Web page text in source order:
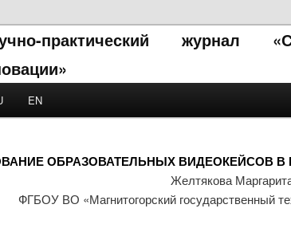
практический журнал
EN
ОБРАЗОВАТЕЛЬНЫХ ВИДЕОКЕЙСОВ
Желтякова
ФГБОУ ВО «Магнитогорский государственный